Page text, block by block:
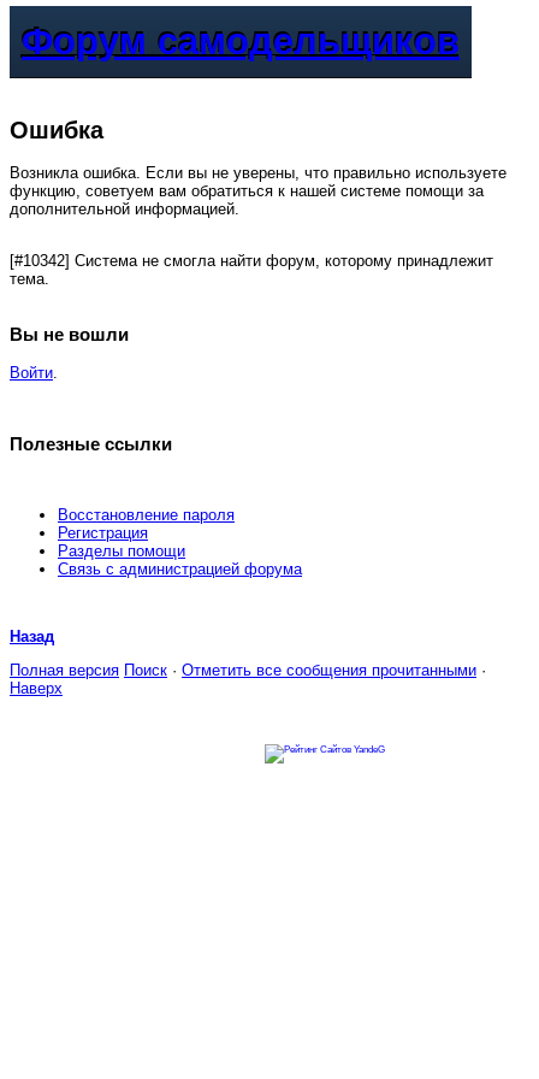
Форум самодельщиков
Ошибка
Возникла ошибка. Если вы не уверены, что правильно используете
функцию, советуем вам обратиться к нашей системе помощи за
дополнительной информацией.
[#10342] Система не смогла найти форум, которому принадлежит
тема.
Вы не вошли
Войти
Полезные ссылки
Восстановление пароля
Регистрация
Разделы помощи
Связь с администрацией форума
Назад
Полная версия Поиск · Отметить все сообщения прочитанными ·
Наверх